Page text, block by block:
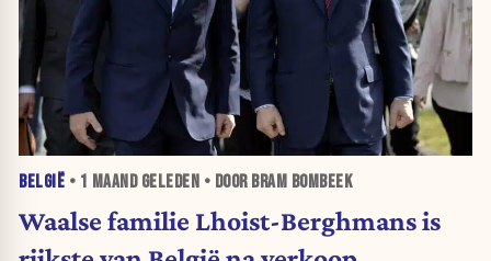
BELGIË • 1 MAANDGELEDEN • DOOR BRAM BOMBEEK
Waalse familie Lhoist-Berghmans is